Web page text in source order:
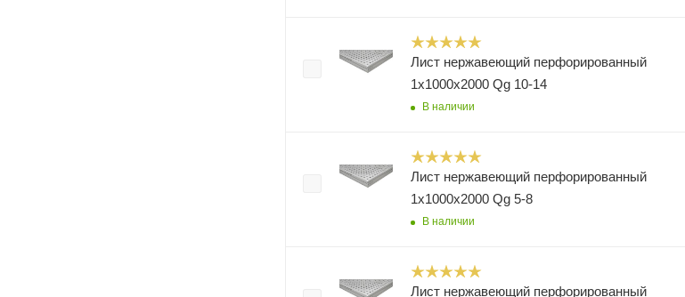
Лист нержавеющий перфорированный
1х1000х2000 Qg 10-14
В наличии
Лист нержавеющий перфорированный
1х1000х2000 Qg 5-8
В наличии
Лист нержавеющий перфорированный